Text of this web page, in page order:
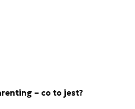
– co to jest?